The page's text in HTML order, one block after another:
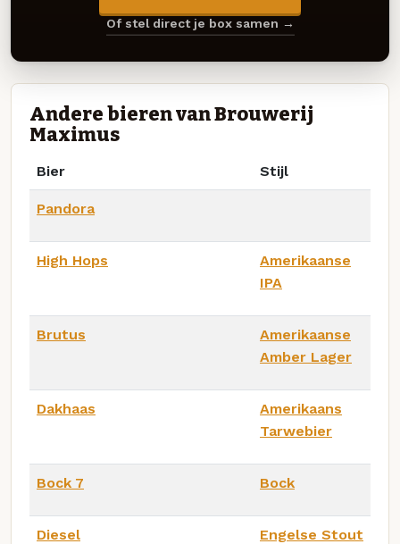
Of stel direct je box samen →
Andere bieren van Brouwerij
Maximus
Bier Stijl
Pandora
High Hops
Amerikaanse
IPA
Brutus
Amerikaanse
Amber Lager
Dakhaas
Amerikaans
Tarwebier
Bock 7 Bock
Diesel Engelse Stout